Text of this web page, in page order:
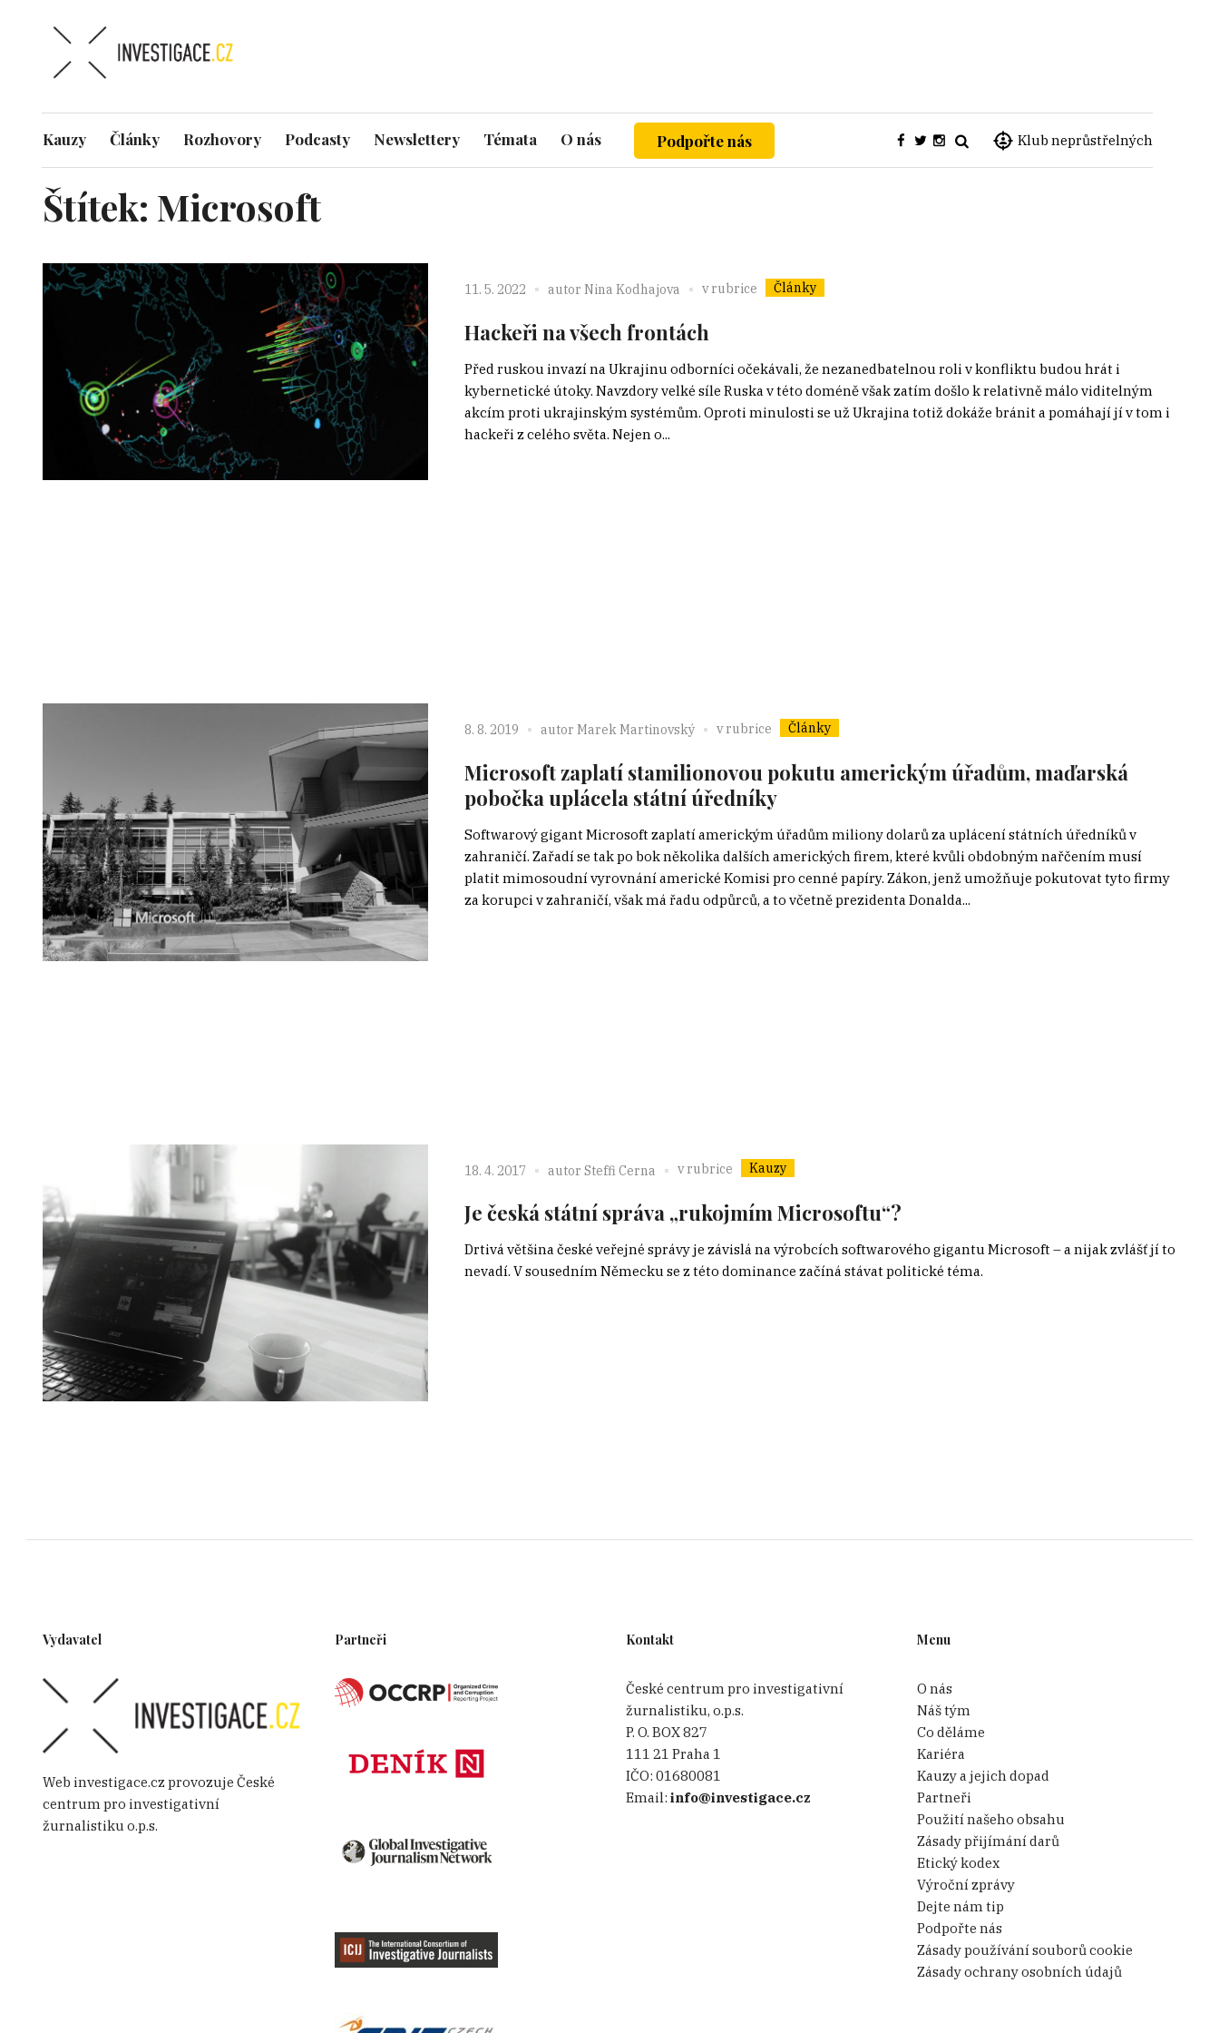
Klub neprůstřelných
Kauzy Články Rozhovory Podcasty Newslettery Témata O nás Podpořte nás
Štítek: Microsoft
11. 5. 2022 autor Nina Kodhajova v rubrice Články
Hackeři na všech frontách
Před ruskou invazí na Ukrajinu odborníci očekávali, že nezanedbatelnou roli v konfliktu budou hrát i
kybernetické útoky. Navzdory velké síle Ruska v této doméně však zatím došlo k relativně málo viditelným
akcím proti ukrajinským systémům. Oproti minulosti se už Ukrajina totiž dokáže bránit a pomáhají jí v tom i
hackeři z celého světa. Nejen o...
8. 8. 2019 autor Marek Martinovský v rubrice Články
Microsoft zaplatí stamilionovou pokutu americkým úřadům, maďarská
pobočka uplácela státní úředníky
Softwarový gigant Microsoft zaplatí americkým úřadům miliony dolarů za uplácení státních úředníků v
zahraničí. Zařadí se tak po bok několika dalších amerických firem, které kvůli obdobným nařčením musí
platit mimosoudní vyrovnání americké Komisi pro cenné papíry. Zákon, jenž umožňuje pokutovat tyto firmy
za korupci v zahraničí, však má řadu odpůrců, a to včetně prezidenta Donalda...
18. 4. 2017 autor Steffi Cerna v rubrice Kauzy
Je česká státní správa „rukojmím Microsoftu“?
Drtivá většina české veřejné správy je závislá na výrobcích softwarového gigantu Microsoft – a nijak zvlášť jí to
nevadí. V sousedním Německu se z této dominance začíná stávat politické téma.
Vydavatel
Web investigace.cz provozuje České
centrum pro investigativní
žurnalistiku o.p.s.
Partneři Kontakt
České centrum pro investigativní
žurnalistiku, o.p.s.
P. O. BOX 827
111 21 Praha 1
IČO: 01680081
Email: info@investigace.cz
Menu
O nás
Náš tým
Co děláme
Kariéra
Kauzy a jejich dopad
Partneři
Použití našeho obsahu
Zásady přijímání darů
Etický kodex
Výroční zprávy
Dejte nám tip
Podpořte nás
Zásady používání souborů cookie
Zásady ochrany osobních údajů